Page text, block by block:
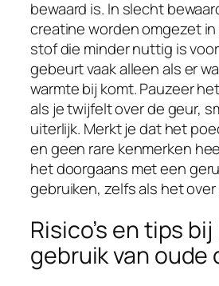
bewaard is. In slecht
creatine worden omgezet
stof die minder nuttig is
gebeurt vaak alleen als er
warmte bij komt. Pauzeer
als je twijfelt over de geur,
uiterlijk. Merkt je dat het
en geen rare kenmerken
het doorgaans met een
gebruiken, zelfs als het over
Risico’s en tips
gebruik van oude